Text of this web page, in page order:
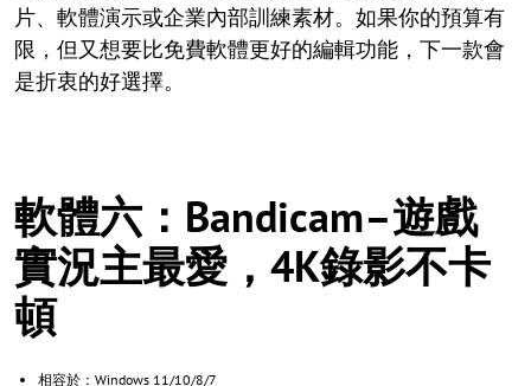
片、軟體演示或企業內部訓練素材。如果你的預算有
限，但又想要比免費軟體更好的編輯功能，下一款會
是折衷的好選擇。
軟體六：Bandicam–遊戲
實況主最愛，4K錄影不卡
頓
相容於：Windows 11/10/8/7